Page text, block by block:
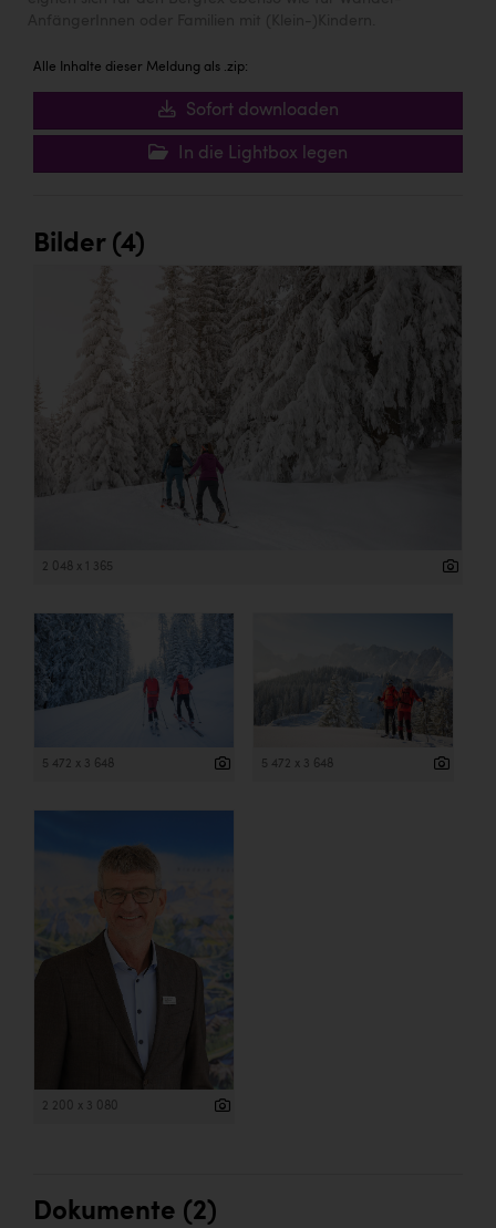
Alle Inhalte dieser Meldung als .zip:
Sofort downloaden
In die Lightbox legen
Bilder (4)
2 048 x 1 365
5 472 x 3 648 5 472 x 3 648
2 200 x 3 080
Dokumente (2)